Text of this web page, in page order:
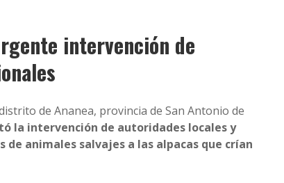
intervención de
de Ananea, provincia de San Antonio de
la intervención de autoridades locales y
animales salvajes a las alpacas que crían